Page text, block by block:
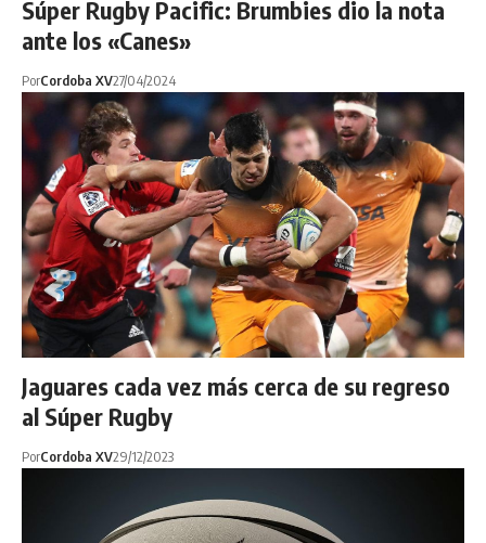
Súper Rugby Pacific: Brumbies dio la nota
ante los «Canes»
PorCordoba XV27/04/2024
Jaguares cada vez más cerca de su regreso
al Súper Rugby
PorCordoba XV29/12/2023